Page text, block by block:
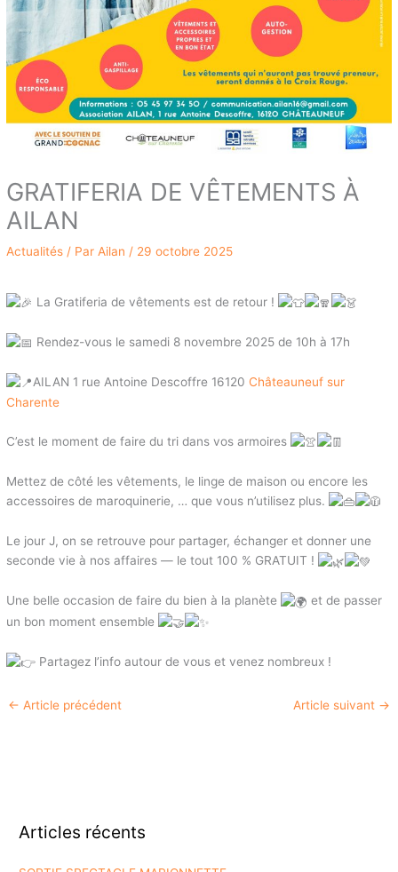
GRATIFERIA DE VÊTEMENTS À
AILAN
Actualités / Par Ailan / 29 octobre 2025
La Gratiferia de vêtements est de retour !
Rendez-vous le samedi 8 novembre 2025 de 10h à 17h
AILAN 1 rue Antoine Descoffre 16120 Châteauneuf sur
Charente
C’est le moment de faire du tri dans vos armoires
Mettez de côté les vêtements, le linge de maison ou encore les
accessoires de maroquinerie, … que vous n’utilisez plus.
Le jour J, on se retrouve pour partager, échanger et donner une
seconde vie à nos affaires — le tout 100 % GRATUIT !
Une belle occasion de faire du bien à la planète
et de passer
un bon moment ensemble
Partagez l’info autour de vous et venez nombreux !
← Article précédent Article suivant →
Articles récents